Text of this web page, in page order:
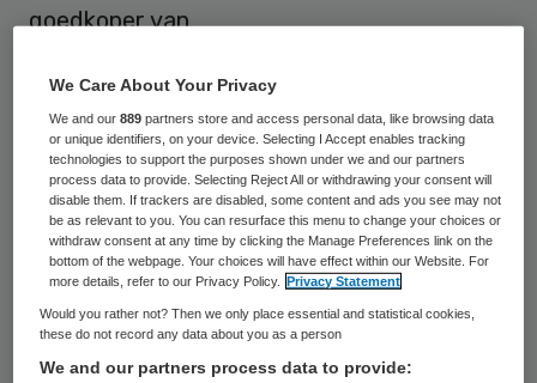
goedkoper van.
Stefaan Bergé is hoogleraar en hoofd van
de afdeling MKA van het Radboudumc. Hij
heeft het 3D Lab in Nijmegen ruim tien jaar
geleden opgericht. “In het lab bereiden we
operaties voor en analyseren we ingrepen
achteraf.” Zo plaatsen ingenieurs
implantaten eerst virtueel in een 3D-model
van de kaak van de patiënt zodat
kaakchirurgen het daarna in de echte
We Care About Your Privacy
We and our889 partners store and access personal data, like browsing data
or unique identifiers, on your device. Selecting I Accept enables tracking
technologies to support the purposes shown under we and our partners
process data to provide. Selecting Reject All or withdrawing your consent will
disable them. If trackers are disabled, some content and ads you see may not
be as relevant to you. You can resurface this menu to change your choices or
withdraw consent at any time by clicking the Manage Preferences link on the
bottom of the webpage. Your choices will have effect within our Website. For
more details, refer to our Privacy Policy.
Privacy Statement
Would you rather not? Then we only place essential and statistical cookies,
these do not record any data about you as a person
We and our partners process data to provide: